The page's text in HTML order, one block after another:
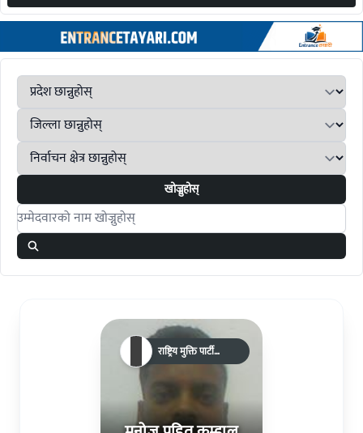
खोज्नुहोस्
Search candidates
राष्ट्रिय मुक्ति पार्टी
नेपाल(एकल चुनाव चिन्ह)